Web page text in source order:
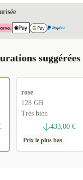
suggérées
rose
128 GB
Très bien
433,00 €
Prix le plus bas